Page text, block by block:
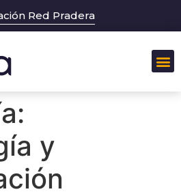
Red Pradera
y